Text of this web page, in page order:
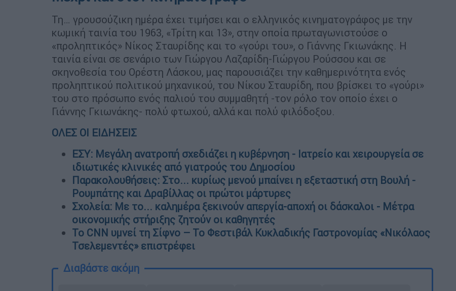
Τη… γρουσούζικη ημέρα έχει τιμήσει και ο ελληνικός κινηματογράφος με την
κωμική ταινία του 1963, «Τρίτη και 13», στην οποία πρωταγωνιστούσε ο
«προληπτικός» Νίκος Σταυρίδης και το «γούρι του», ο Γιάννης Γκιωνάκης. Η
ταινία είναι σε σενάριο των Γιώργου Λαζαρίδη-Γιώργου Ρούσσου και σε
σκηνοθεσία του Ορέστη Λάσκου, μας παρουσιάζει την καθημερινότητα ενός
προληπτικού πολιτικού μηχανικού, του Νίκου Σταυρίδη, που βρίσκει το «γούρι»
του στο πρόσωπο ενός παλιού του συμμαθητή -τον ρόλο τον οποίο έχει ο
Γιάννης Γκιωνάκης- πολύ φτωχού, αλλά και πολύ φιλόδοξου.
ΟΛΕΣ ΟΙ ΕΙΔΗΣΕΙΣ
ΕΣΥ: Μεγάλη ανατροπή σχεδιάζει η κυβέρνηση - Ιατρείο και χειρουργεία σε
ιδιωτικές κλινικές από γιατρούς του Δημοσίου
Παρακολουθήσεις: Στο... κυρίως μενού μπαίνει η εξεταστική στη Βουλή -
Ρουμπάτης και Δραβίλλας οι πρώτοι μάρτυρες
Σχολεία: Mε το... καλημέρα ξεκινούν απεργία-αποχή οι δάσκαλοι - Μέτρα
οικονομικής στήριξης ζητούν οι καθηγητές
Το CNN υμνεί τη Σίφνο – Το Φεστιβάλ Κυκλαδικής Γαστρονομίας «Νικόλαος
Τσελεμεντές» επιστρέφει
Διαβάστε ακόμη